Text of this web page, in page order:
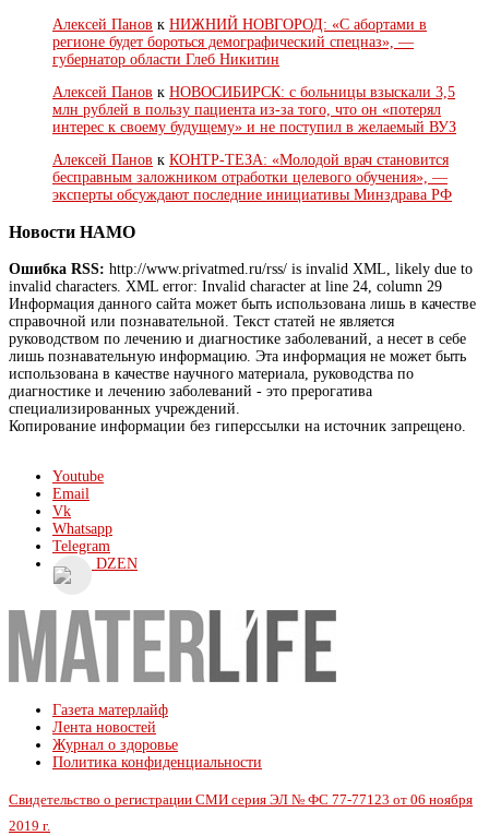
Алексей Панов к НИЖНИЙ НОВГОРОД: «С абортами в
регионе будет бороться демографический спецназ», —
губернатор области Глеб Никитин
Алексей Панов к НОВОСИБИРСК: с больницы взыскали 3,5
млн рублей в пользу пациента из-за того, что он «потерял
интерес к своему будущему» и не поступил в желаемый ВУЗ
Алексей Панов к КОНТР-ТЕЗА: «Молодой врач становится
бесправным заложником отработки целевого обучения», —
эксперты обсуждают последние инициативы Минздрава РФ
Новости НАМО
Ошибка RSS: http://www.privatmed.ru/rss/ is invalid XML, likely due to
invalid characters. XML error: Invalid character at line 24, column 29
Информация данного сайта может быть использована лишь в качестве
справочной или познавательной. Текст статей не является
руководством по лечению и диагностике заболеваний, а несет в себе
лишь познавательную информацию. Эта информация не может быть
использована в качестве научного материала, руководства по
диагностике и лечению заболеваний - это прерогатива
специализированных учреждений.
Копирование информации без гиперссылки на источник запрещено.
Youtube
Email
Vk
Whatsapp
Telegram
DZEN
Газета матерлайф
Лента новостей
Журнал о здоровье
Политика конфиденциальности
Свидетельство о регистрации СМИ серия ЭЛ № ФС 77-77123 от 06 ноября
2019 г.